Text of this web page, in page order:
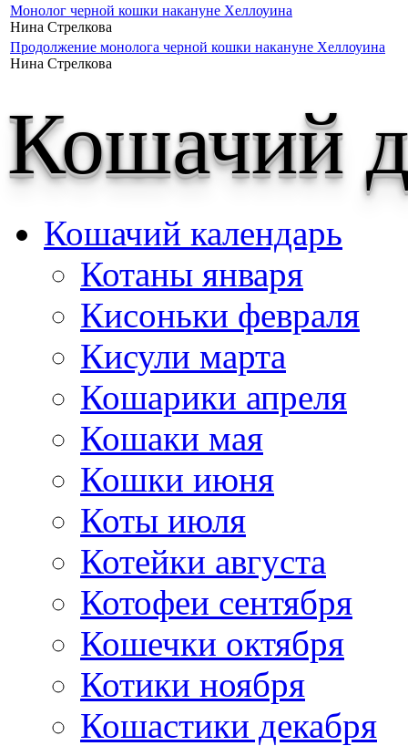
Монолог черной кошки накануне Хеллоуина
Нина Стрелкова
Продолжение монолога черной кошки накануне Хеллоуина
Нина Стрелкова
Кошачий
Кошачий календарь
Котаны января
Кисоньки февраля
Кисули марта
Кошарики апреля
Кошаки мая
Кошки июня
Коты июля
Котейки августа
Котофеи сентября
Кошечки октября
Котики ноября
Кошастики декабря